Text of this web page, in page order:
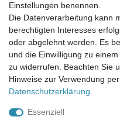
UNSER
Gottlieb-Daimler-Str. 10
33334 Gütersloh
ÖFFNUNGSZEITEN
Montag - Dienstag: 8.00 -
Donnerstag: 8.00 - 18.00
Einstellungen benennen.
Die Datenverarbeitung kann
berechtigten Interesses
oder abgelehnt werden. Es
und die Einwilligung zu
zu widerrufen. Beachten Sie
Hinweise zur Verwendung
Daten­schutz­erklärung
Essenziell